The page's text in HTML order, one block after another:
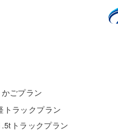
かごプラン
トラックプラン
トラックプラン